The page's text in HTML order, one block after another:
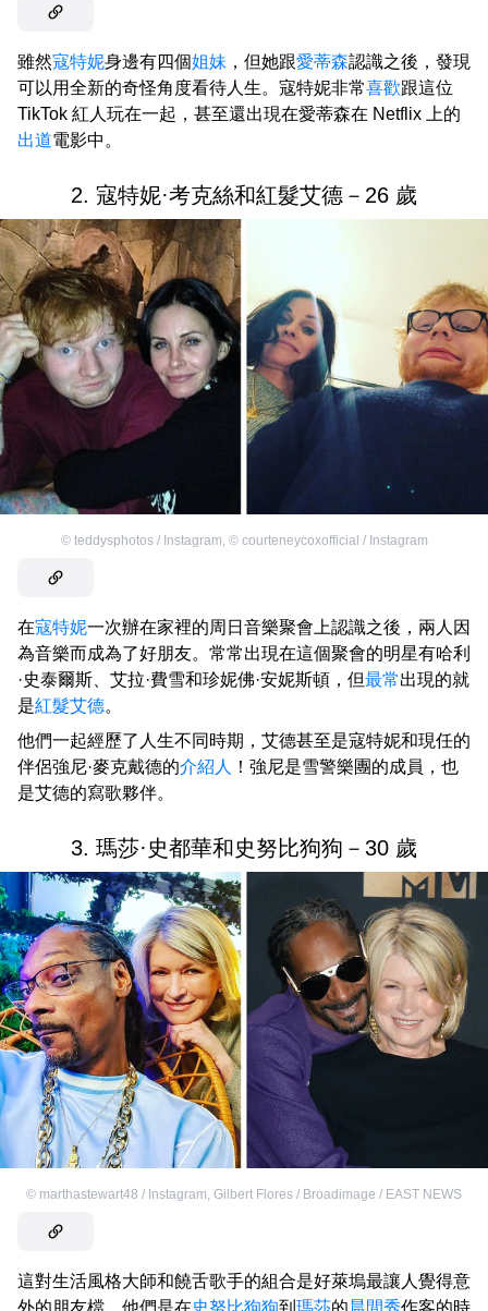
雖然寇特妮身邊有四個姐妹 ，但她跟愛蒂森認識之後，發現
可以用全新的奇怪角度看待人生。寇特妮非常喜歡跟這位
TikTok 紅人玩在一起，甚至還出現在愛蒂森在 Netflix 上的
出道電影中。
2. 寇特妮·考克絲和紅髮艾德－26 歲
© teddysphotos / Instagram, © courteneycoxofficial / Instagram
在寇特妮一次辦在家裡的周日音樂聚會上認識之後，兩人因
為音樂而成為了好朋友。常常出現在這個聚會的明星有哈利
·史泰爾斯、艾拉·費雪和珍妮佛·安妮斯頓，但最常出現的就
是紅髮艾德。
他們一起經歷了人生不同時期，艾德甚至是寇特妮和現任的
伴侶強尼·麥克戴德的介紹人 ！強尼是雪警樂團的成員，也
是艾德的寫歌夥伴。
3. 瑪莎·史都華和史努比狗狗－30 歲
© marthastewart48 / Instagram, Gilbert Flores / Broadimage / EAST NEWS
這對生活風格大師和饒舌歌手的組合是好萊塢最讓人覺得意
外的朋友檔。他們是在史努比狗狗到 瑪莎的晨間秀作客的時